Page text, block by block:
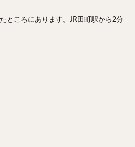
ところにあります。JR田町駅から2分